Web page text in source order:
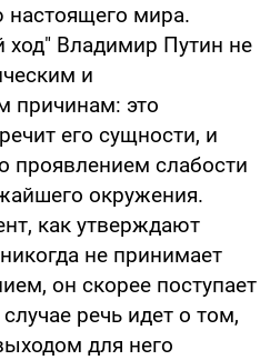
настоящего мира.
ход" Владимир Путин не
и
причинам: это
его сущности, и
проявлением слабости
окружения.
как утверждают
не принимает
он скорее поступает
речь идет о том,
для него